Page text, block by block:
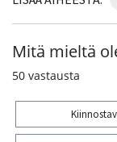
Mitä mieltä
50 vastausta